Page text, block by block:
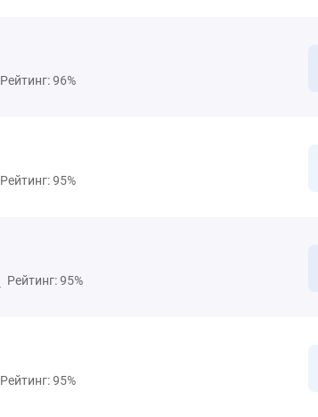
Рейтинг: 96%
Рейтинг: 95%
Рейтинг: 95%
Рейтинг: 95%